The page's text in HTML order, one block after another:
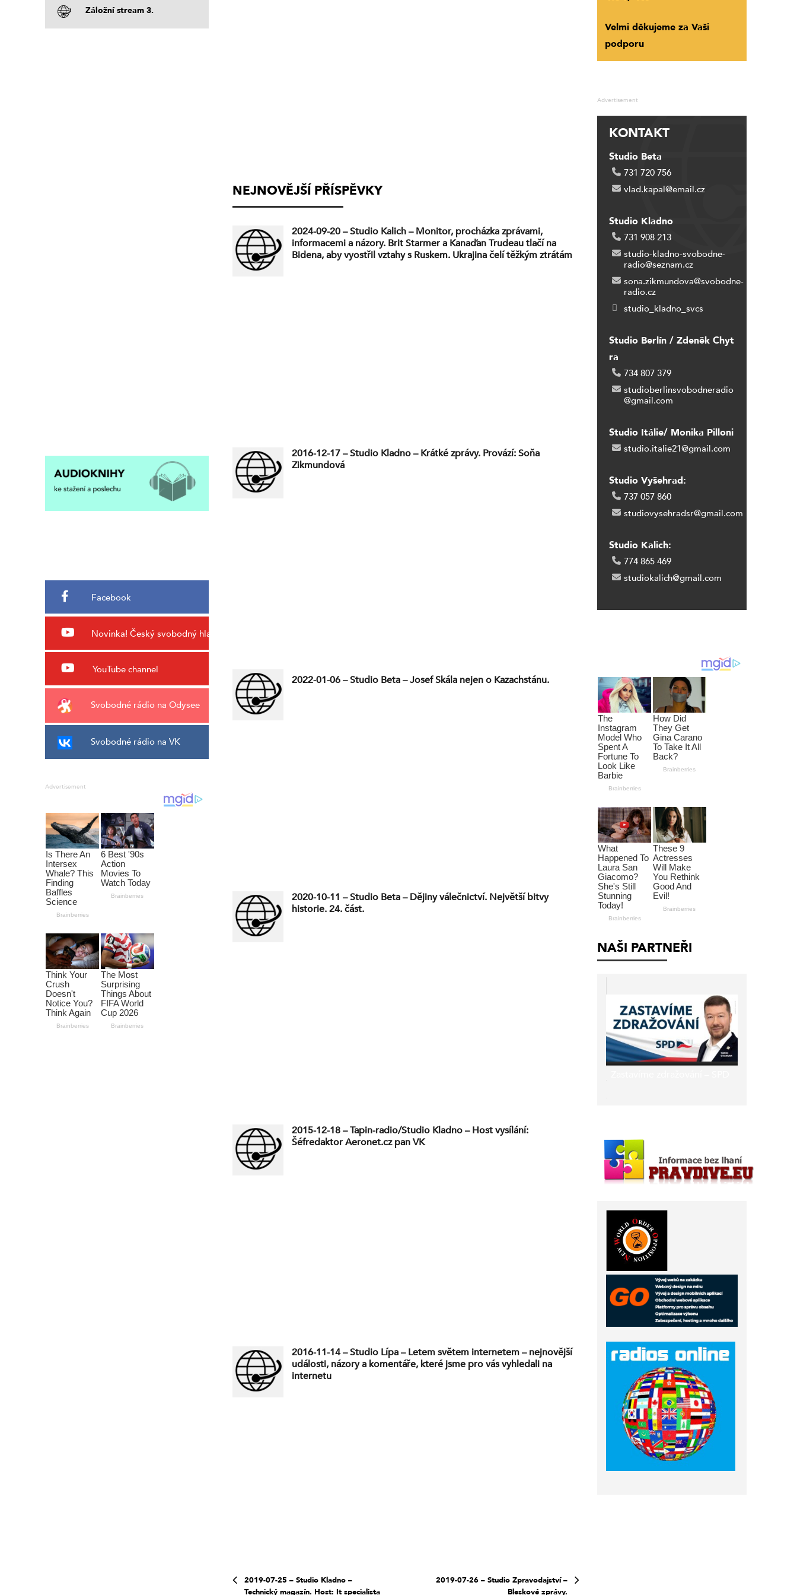
Záložní stream 3.
Facebook
Novinka! Český svobodný hlas
YouTube channel
Svobodné rádio na Odysee
Svobodné rádio na VK
Advertisement
NEJNOVĚJŠÍ PŘÍSPĚVKY
2024-09-20 – Studio Kalich – Monitor, procházka zprávami,
informacemi a názory. Brit Starmer a Kanaďan Trudeau tlačí na
Bidena, aby vyostřil vztahy s Ruskem. Ukrajina čelí těžkým ztrátám
2016-12-17 – Studio Kladno – Krátké zprávy. Provází: Soňa
Zikmundová
2022-01-06 – Studio Beta – Josef Skála nejen o Kazachstánu.
2020-10-11 – Studio Beta – Dějiny válečnictví. Největší bitvy
historie. 24. část.
2015-12-18 – Tapin-radio/Studio Kladno – Host vysílání:
Šéfredaktor Aeronet.cz pan VK
2016-11-14 – Studio Lípa – Letem světem internetem – nejnovější
události, názory a komentáře, které jsme pro vás vyhledali na
internetu
2019-07-25 – Studio Kladno –
Technický magazín. Host: It specialista
2019-07-26 – Studio Zpravodajství –
Bleskové zprávy.
Velmi děkujeme za Vaši
podporu
Advertisement
KONTAKT
Studio Beta
731 720 756
vlad.kapal@email.cz
Studio Kladno
731 908 213
studio-kladno-svobodne-
radio@seznam.cz
sona.zikmundova@svobodne-
radio.cz
studio_kladno_svcs
Studio Berlín / Zdeněk Chyt
ra
734 807 379
studioberlinsvobodneradio
@gmail.com
Studio Itálie/ Monika Pilloni
studio.italie21@gmail.com
Studio Vyšehrad:
737 057 860
studiovysehradsr@gmail.com
Studio Kalich:
774 865 469
studiokalich@gmail.com
NAŠI PARTNEŘI